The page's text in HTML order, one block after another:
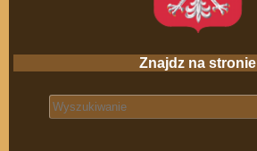
Znajdz na stronie
Search for: